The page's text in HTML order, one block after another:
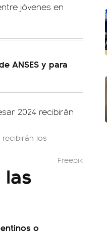
jóvenes en
ANSES y para
los
Freepik
o